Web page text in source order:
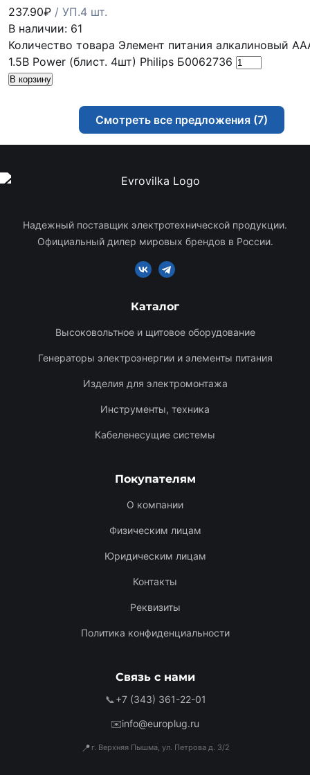
237.90₽ / УП.4 шт.
В наличии: 61
Количество товара Элемент питания алкалиновый
1.5В Power (блист. 4шт) Philips Б0062736
В корзину
Смотреть все предложения (7)
Надежный поставщик электротехнической продукции.
Официальный дилер мировых брендов в России.
Каталог
Высоковольтное и щитовое оборудование
Генераторы электроэнергии и элементы питания
Изделия для электромонтажа
Инструменты, техника
Кабеленесущие системы
Покупателям
О компании
Физическим лицам
Юридическим лицам
Контакты
Реквизиты
Политика конфиденциальности
Связь с нами
📞 +7 (343) 361-22-01
✉️info@europlug.ru
📍 г. Верхняя Пышма, ул. Петрова д. 3/2